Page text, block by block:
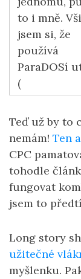
to i mně.
jsem si, že
používá
ParaDOSí
(
Teď už by to
nemám! Ten
CPC
tohodle
fungovat
jsem to
Long story
užitečné
myšlenku.